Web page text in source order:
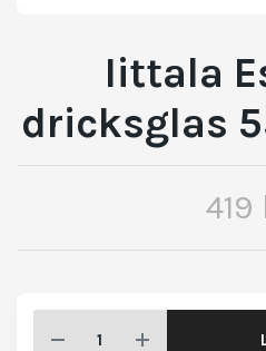
Iittala
dricksglas
419